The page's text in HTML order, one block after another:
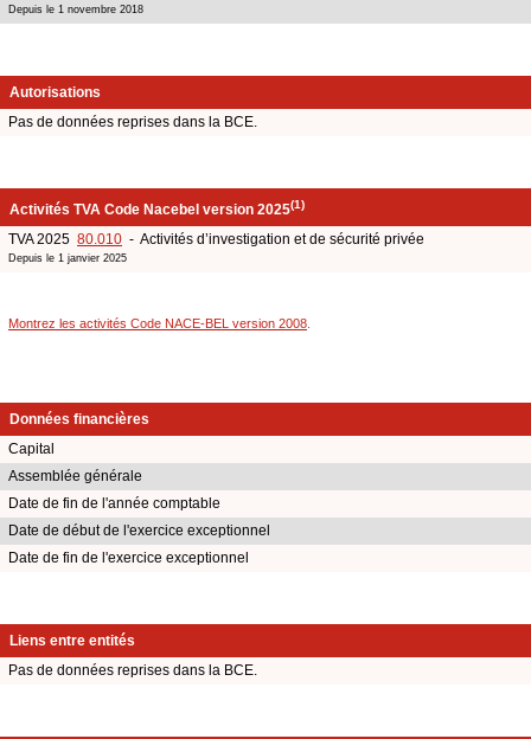
Depuis le 1 novembre 2018
Autorisations
Pas de données reprises dans la BCE.
Activités TVA Code Nacebel version 2025(1)
TVA 2025 80.010 - Activités d’investigation et de sécurité privée
Depuis le 1 janvier 2025
Montrez les activités Code NACE-BEL version 2008
Données financières
Capital
Assemblée générale
Date de fin de l'année comptable
Date de début de l'exercice exceptionnel
Date de fin de l'exercice exceptionnel
Liens entre entités
Pas de données reprises dans la BCE.